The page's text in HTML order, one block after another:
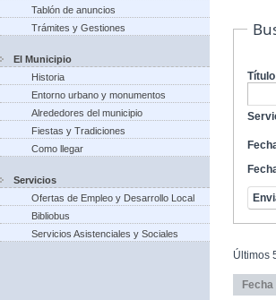
Tablón de anuncios
Trámites y Gestiones
El Municipio
Historia
Entorno urbano y monumentos
Alrededores del municipio
Fiestas y Tradiciones
Como llegar
Servicios
Ofertas de Empleo y Desarrollo Local
Bibliobus
Servicios Asistenciales y Sociales
Título
Últimos
Fecha